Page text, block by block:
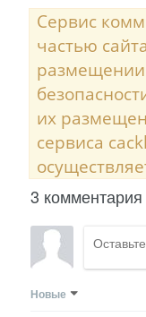
Сервис
частью
их
сервиса
3 комментария
Новые